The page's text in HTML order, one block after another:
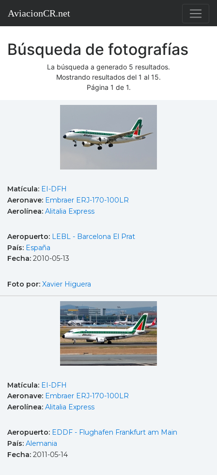
AviacionCR.net
Búsqueda de fotografías
La búsqueda a generado 5 resultados.
Mostrando resultados del 1 al 15.
Página 1 de 1.
Matícula: EI-DFH
Aeronave: Embraer ERJ-170-100LR
Aerolínea: Alitalia Express
Aeropuerto: LEBL - Barcelona El Prat
País: España
Fecha: 2010-05-13
Foto por: Xavier Higuera
Matícula: EI-DFH
Aeronave: Embraer ERJ-170-100LR
Aerolínea: Alitalia Express
Aeropuerto: EDDF - Flughafen Frankfurt am Main
País: Alemania
Fecha: 2011-05-14